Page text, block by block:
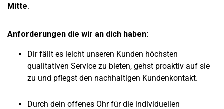
Mitte.
Anforderungen die wir an dich haben:
Dir fällt es leicht unseren Kunden höchsten
qualitativen Service zu bieten, gehst proaktiv auf sie
zu und pflegst den nachhaltigen Kundenkontakt.
Durch dein offenes Ohr für die individuellen